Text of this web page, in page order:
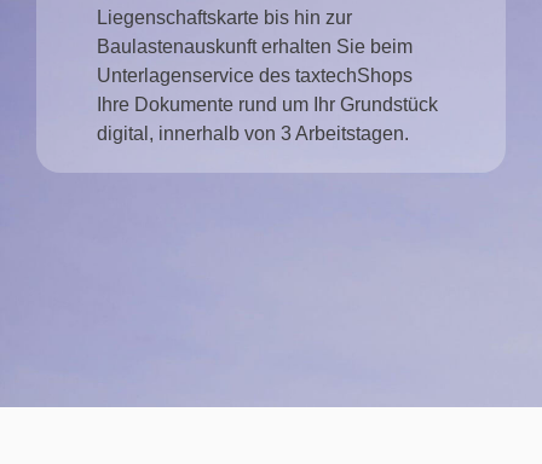
Liegenschaftskarte bis hin zur
Baulastenauskunft erhalten Sie beim
Unterlagenservice des taxtechShops
Ihre Dokumente rund um Ihr Grundstück
digital, innerhalb von 3 Arbeitstagen.